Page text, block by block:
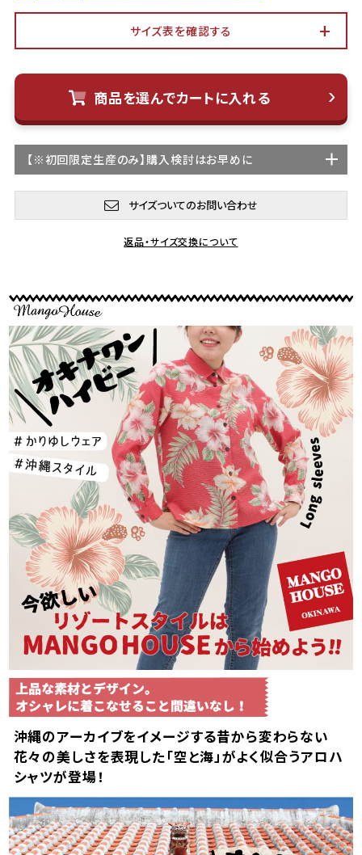
サイズ表を確認する
商品を選んでカートに入れる
【※初回限定生産のみ】購入検討はお早めに
サイズついてのお問い合わせ
返品・サイズ交換について
沖縄のアーカイブをイメージする昔から変わらない
花々の美しさを表現した「空と海」がよく似合うアロハ
シャツが登場！